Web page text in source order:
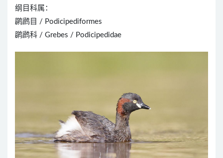
纲目科属：
䴙䴘目 / Podicipediformes
䴙䴘科 / Grebes / Podicipedidae